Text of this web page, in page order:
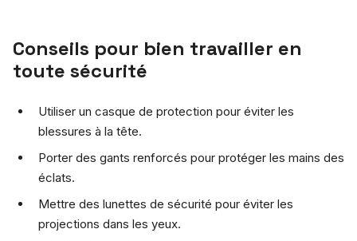
Conseils pour bien travailler en
toute sécurité
Utiliser un casque de protection pour éviter les
blessures à la tête.
Porter des gants renforcés pour protéger les mains des
éclats.
Mettre des lunettes de sécurité pour éviter les
projections dans les yeux.